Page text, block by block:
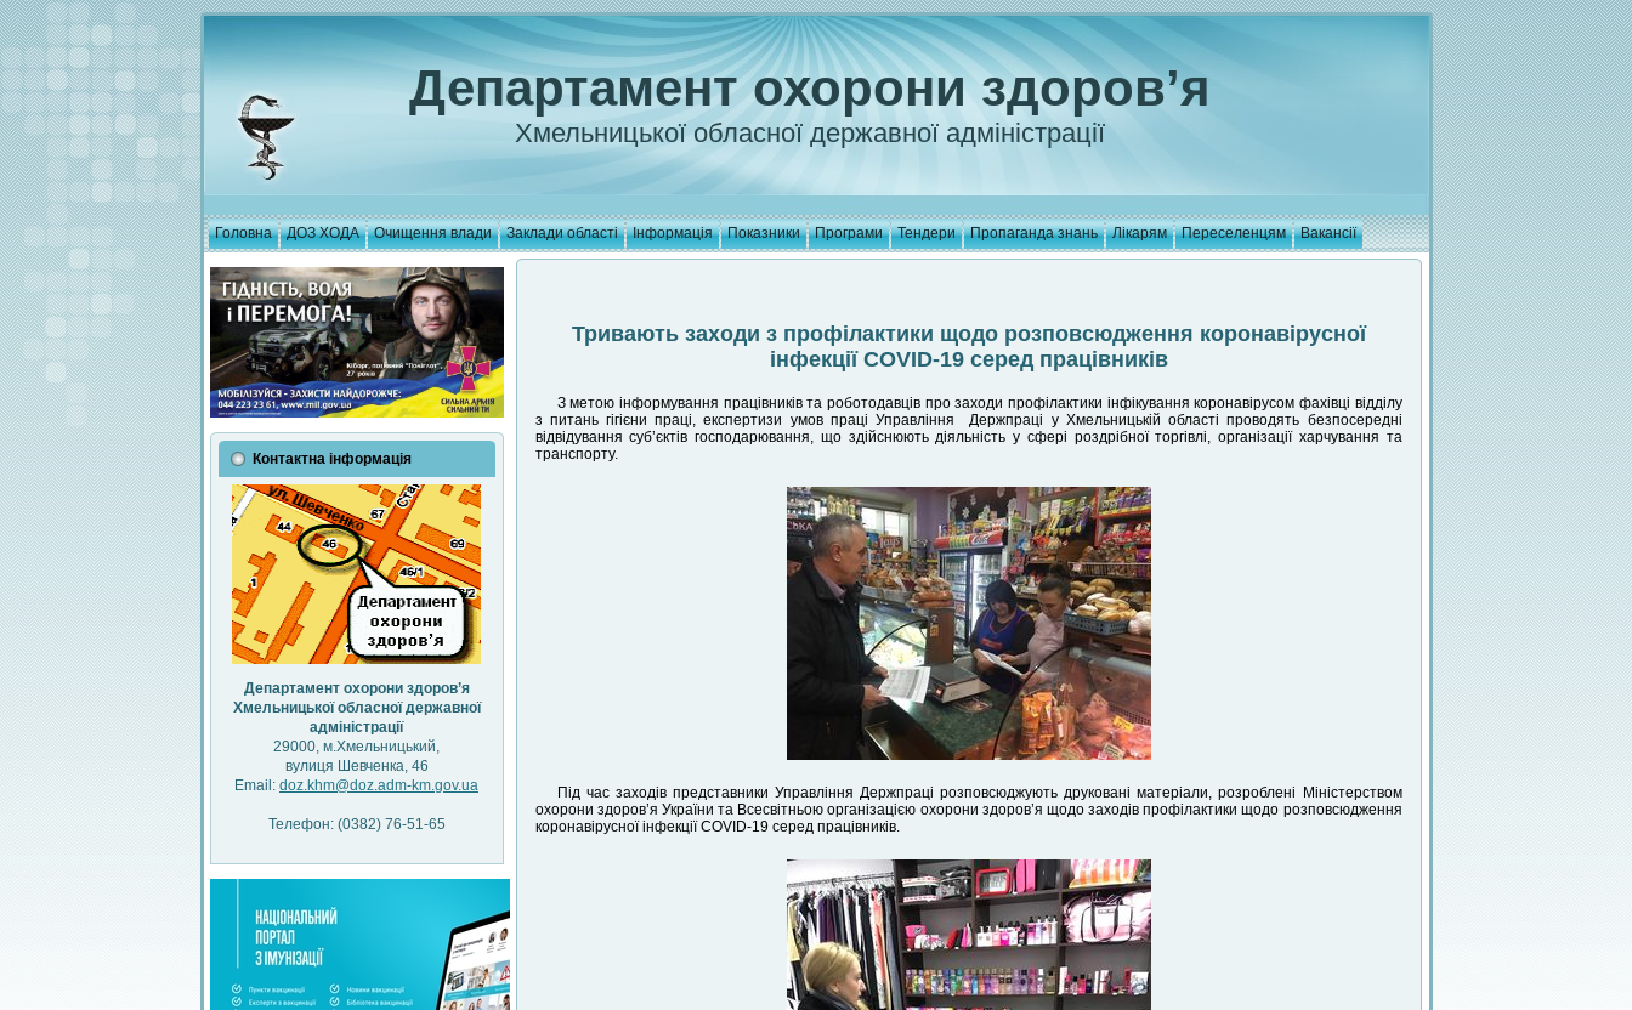
Департамент охорони здоров’я
Хмельницької обласної державної адміністрації
Головна ДОЗ ХОДА Очищення влади Заклади області Інформація Показники Програми Тендери Пропаганда знань Лікарям Переселенцям Вакансії
Контактна інформація
Департамент охорони здоров’я
Хмельницької обласної державної
адміністрації
29000, м.Хмельницький,
вулиця Шевченка, 46
Email: doz.khm@doz.adm-km.gov.ua
Телефон: (0382) 76-51-65
Тривають заходи з профілактики щодо розповсюдження коронавірусної
інфекції COVID-19 серед працівників
З метою інформування працівників та роботодавців про заходи профілактики інфікування коронавірусом фахівці відділу
з питань гігієни праці, експертизи умов праці Управління Держпраці у Хмельницькій області проводять безпосередні
відвідування суб’єктів господарювання, що здійснюють діяльність у сфері роздрібної торгівлі, організації харчування та
транспорту.
Під час заходів представники Управління Держпраці розповсюджують друковані матеріали, розроблені Міністерством
охорони здоров’я України та Всесвітньою організацією охорони здоров’я щодо заходів профілактики щодо розповсюдження
коронавірусної інфекції COVID-19 серед працівників.